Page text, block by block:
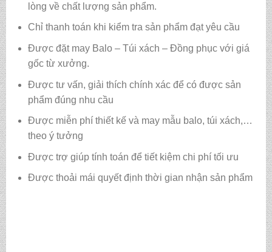
lòng về chất lượng sản phẩm.
Chỉ thanh toán khi kiểm tra sản phẩm đạt yêu cầu
Được đặt may Balo – Túi xách – Đồng phục với giá
gốc từ xưởng.
Được tư vấn, giải thích chính xác để có được sản
phẩm đúng nhu cầu
Được miễn phí thiết kế và may mẫu balo, túi xách,…
theo ý tưởng
Được trợ giúp tính toán để tiết kiệm chi phí tối ưu
Được thoải mái quyết định thời gian nhận sản phẩm